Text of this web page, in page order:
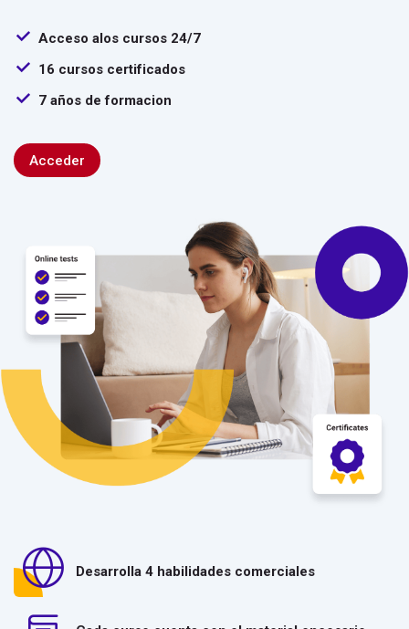
Acceso alos cursos 24/7
16 cursos certificados
7 años de formacion
Acceder
Desarrolla 4 habilidades comerciales